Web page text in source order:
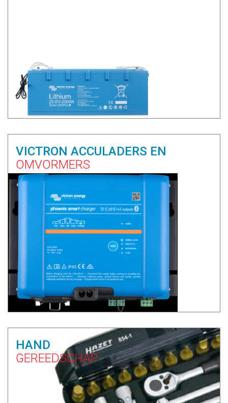
VICTRON ACCULADERS EN
OMVORMERS
HAND
GEREEDSCHAP